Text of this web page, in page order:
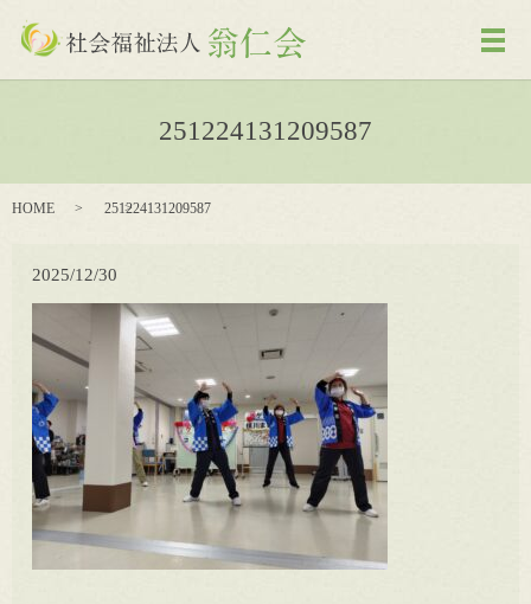
メ
251224131209587
HOME 251224131209587
2025/12/30